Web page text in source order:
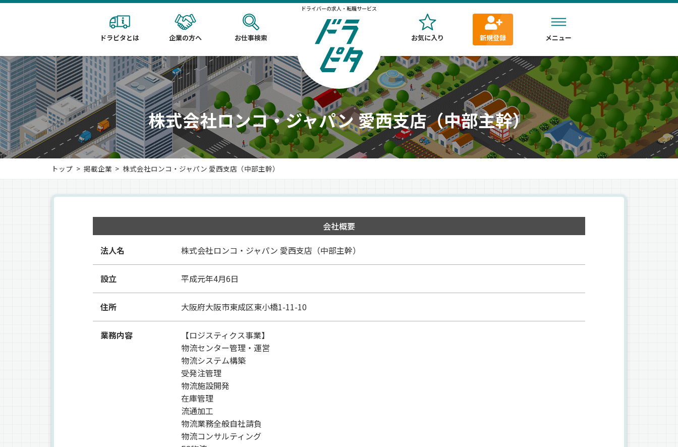
ドライバーの求人・転職サービス
ドラピタとは 企業の方へ お仕事検索 お気に入り 新規登録 メニュー
株式会社ロンコ・ジャパン 愛西支店（中部主幹）
トップ 掲載企業 株式会社ロンコ・ジャパン 愛西支店（中部主幹）
会社概要
法人名
株式会社ロンコ・ジャパン 愛西支店（中部主幹）
設立 平成元年4月6日
住所 大阪府大阪市東成区東小橋1-11-10
業務内容
【ロジスティクス事業】
物流センター管理・運営
物流システム構築
受発注管理
物流施設開発
在庫管理
流通加工
物流業務全般自社請負
物流コンサルティング